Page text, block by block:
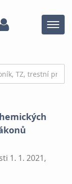
Menu
1. 1. 2021,